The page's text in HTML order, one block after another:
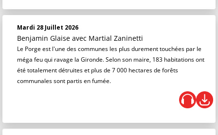
Mardi 28 Juillet 2026
Benjamin Glaise avec Martial Zaninetti
Le Porge est l'une des communes les plus durement touchées par le
méga feu qui ravage la Gironde. Selon son maire, 183 habitations ont
été totalement détruites et plus de 7 000 hectares de forêts
communales sont partis en fumée.